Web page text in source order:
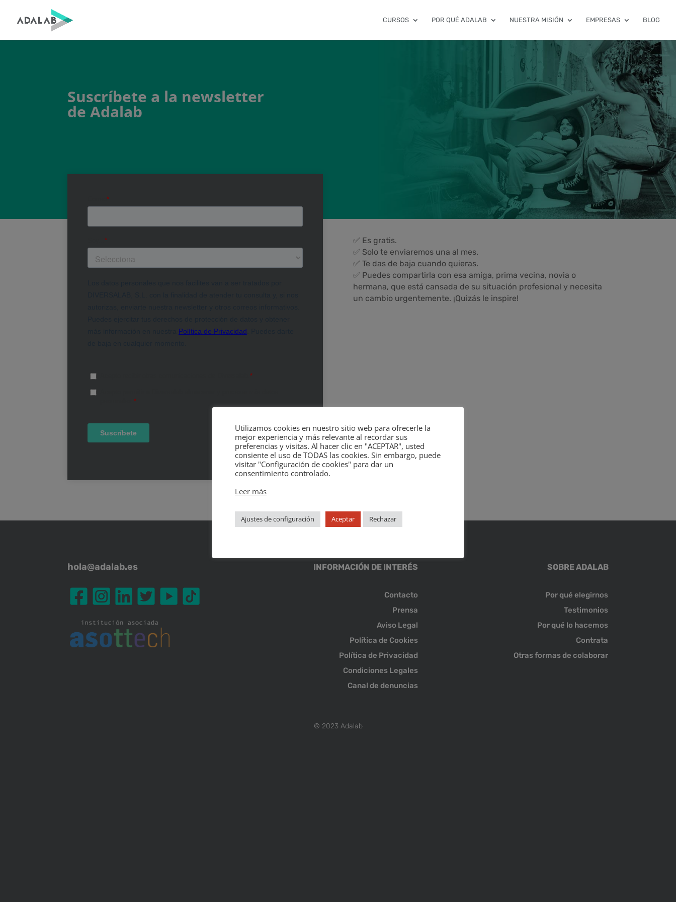
CURSOS POR QUÉ ADALAB NUESTRA MISIÓN EMPRESAS BLOG
Suscríbete a la newsletter
de Adalab
✅ Es gratis.
✅ Solo te enviaremos una al mes.
✅ Te das de baja cuando quieras.
✅ Puedes compartirla con esa amiga, prima vecina, novia o
hermana, que está cansada de su situación profesional y necesita
un cambio urgentemente. ¡Quizás le inspire!
hola@adalab.es INFORMACIÓN DE INTERÉS
Contacto
Prensa
Aviso Legal
Política de Cookies
Política de Privacidad
Condiciones Legales
Canal de denuncias
SOBRE ADALAB
Por qué elegirnos
Testimonios
Por qué lo hacemos
Contrata
Otras formas de colaborar
© 2023 Adalab
Utilizamos cookies en nuestro sitio web para ofrecerle la
mejor experiencia y más relevante al recordar sus
preferencias y visitas. Al hacer clic en "ACEPTAR", usted
consiente el uso de TODAS las cookies. Sin embargo, puede
visitar "Configuración de cookies" para dar un
consentimiento controlado.
Leer más
Ajustes de configuración Aceptar Rechazar